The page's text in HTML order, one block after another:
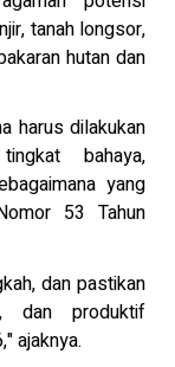
tanah longsor,
hutan dan
harus dilakukan
bahaya,
yang
53 Tahun
dan pastikan
dan produktif
ajaknya.